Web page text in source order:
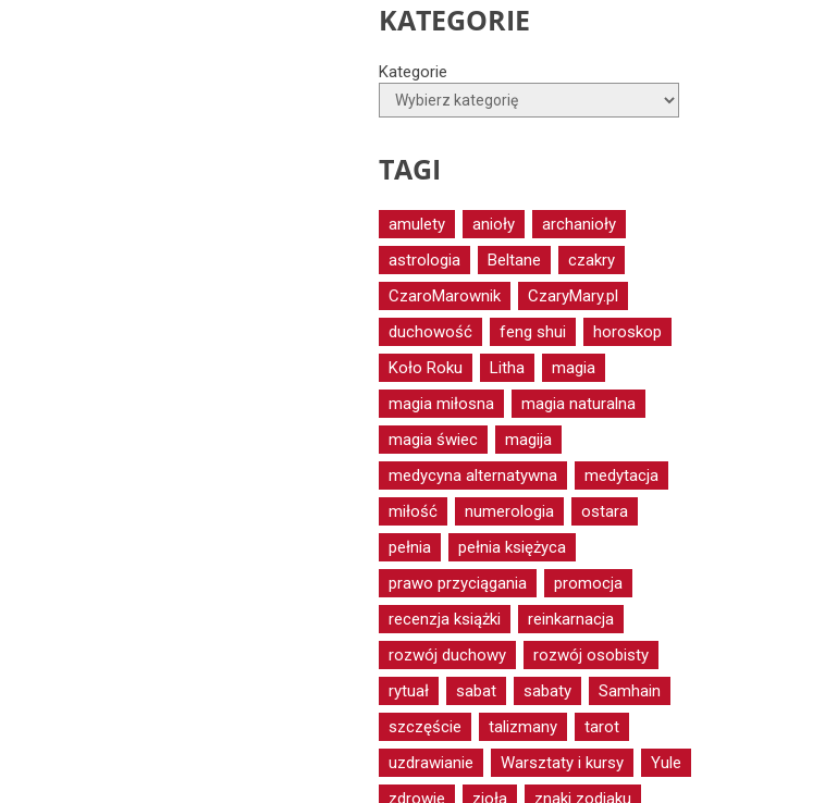
KATEGORIE
Kategorie
TAGI
amulety anioły
archanioły
astrologia
Beltane
czakry
CzaroMarownik
CzaryMary.pl
duchowość
feng shui
horoskop
Koło Roku
Litha
magia
magia miłosna
magia naturalna
magia świec
magija
medycyna alternatywna
medytacja
miłość
numerologia
ostara
pełnia
pełnia księżyca
prawo przyciągania
promocja
recenzja książki
reinkarnacja
rozwój duchowy
rozwój osobisty
rytuał
sabat sabaty
Samhain
szczęście
talizmany
tarot
uzdrawianie
Warsztaty i kursy
Yule
zdrowie
zioła
znaki zodiaku